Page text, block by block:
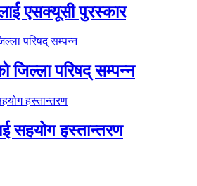
एसक्यूसी पुरस्कार
जिल्ला परिषद् सम्पन्न
सहयोग हस्तान्तरण